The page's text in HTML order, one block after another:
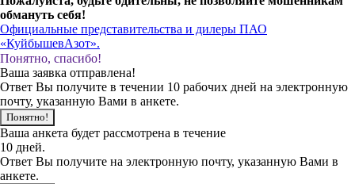
обмануть себя!
Официальные представительства и дилеры ПАО
«КуйбышевАзот».
Понятно, спасибо!
Ваша заявка отправлена!
Ответ Вы получите в течении 10 рабочих дней на электронную
почту, указанную Вами в анкете.
Понятно!
Ваша анкета будет рассмотрена в течение
10 дней.
Ответ Вы получите на электронную почту, указанную Вами в
анкете.